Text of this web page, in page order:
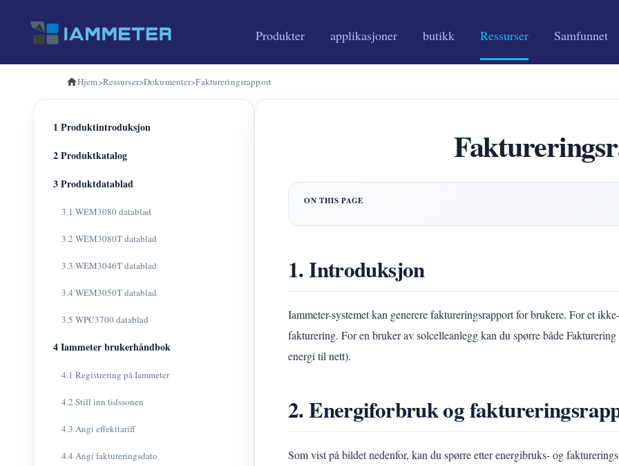
Produkter applikasjoner butikk Ressurser Samfunnet
Hjem>Ressurser>Dokumenter>Faktureringsrapport
1 Produktintroduksjon
2 Produktkatalog
3 Produktdatablad
3.1 WEM3080 datablad
3.2 WEM3080T datablad
3.3 WEM3046T datablad
3.4 WEM3050T datablad
3.5 WPC3700 datablad
4 Iammeter brukerhåndbok
4.1 Registrering på Iammeter
4.2 Still inn tidssonen
4.3 Angi effekttariff
4.4 Angi faktureringsdato
1. Introduksjon
Iammeter-systemet kan generere faktureringsrapport for brukere. For et
fakturering. For en bruker av solcelleanlegg kan du spørre både
energi til nett).
2. Energiforbruk og
Som vist på bildet nedenfor, kan du spørre etter energibruks- og